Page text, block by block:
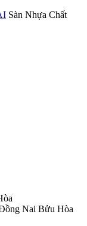
Sàn Nhựa Chất
Nai Bửu Hòa